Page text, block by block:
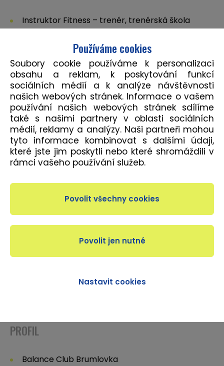
Instruktor Fitness – trenér, trenérská škola
Functional Range Conditioning by Dr. Andreo
Spina – Mobility Specialist
SPECIALIZACE
Osobní Trenér
Instruktor Fitness
Bojové sporty pro začátečníky (Box, Muay Thai,
Wrestling, Grappling)
Kondiční a silový trénink fotbalistů
PROFIL
Balance Club Brumlovka
Používáme cookies
Soubory cookie používáme k personalizaci
obsahu a reklam, k poskytování funkcí
sociálních médií a k analýze návštěvnosti
našich webových stránek. Informace o vašem
používání našich webových stránek sdílíme
také s našimi partnery v oblasti sociálních
médií, reklamy a analýzy. Naši partneři mohou
tyto informace kombinovat s dalšími údaji,
které jste jim poskytli nebo které shromáždili v
rámci vašeho používání služeb.
Nastavit cookies